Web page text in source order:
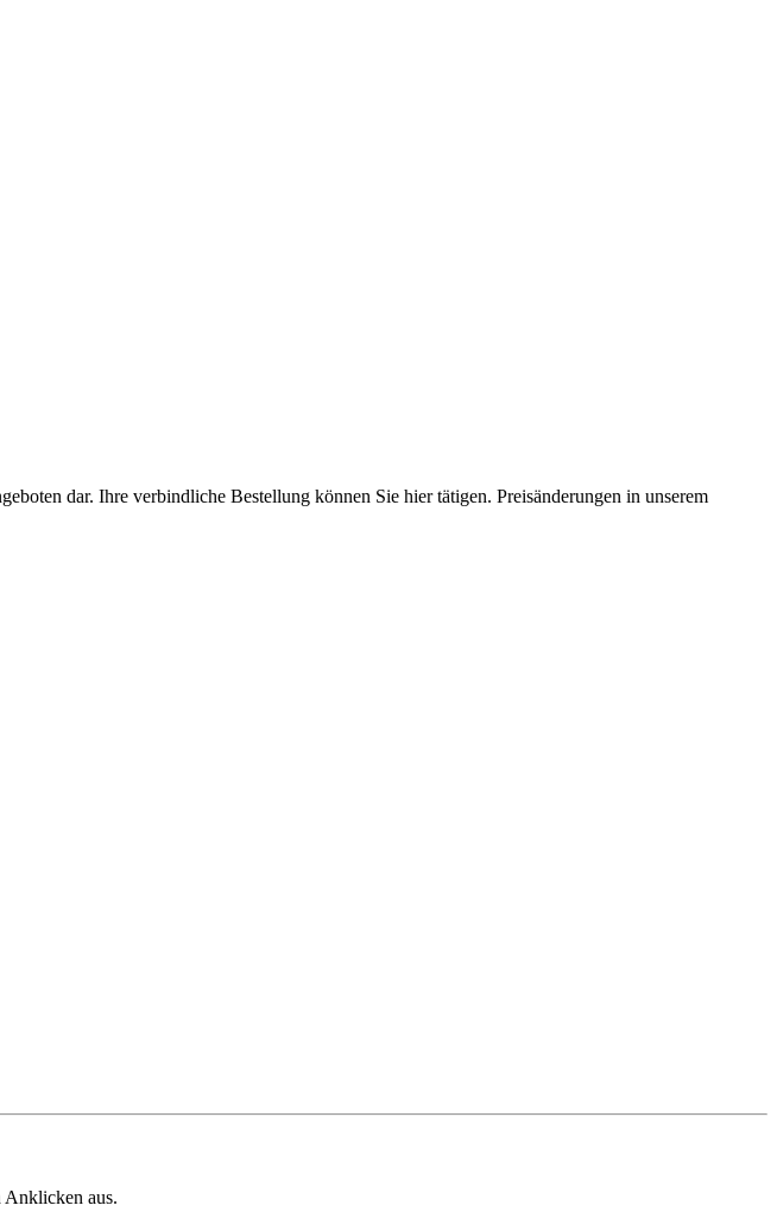
dar. Ihre verbindliche Bestellung können Sie hier tätigen. Preisänderungen in unserem
Anklicken aus.